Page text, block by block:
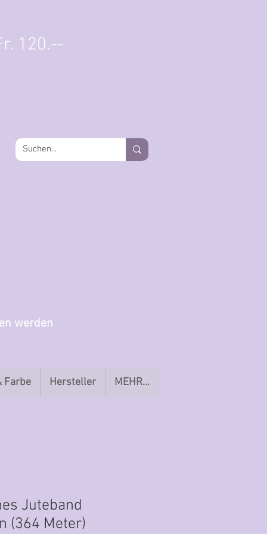
120.--
werden
Farbe Hersteller MEHR...
Juteband
(364 Meter)